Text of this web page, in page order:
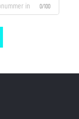
0/100